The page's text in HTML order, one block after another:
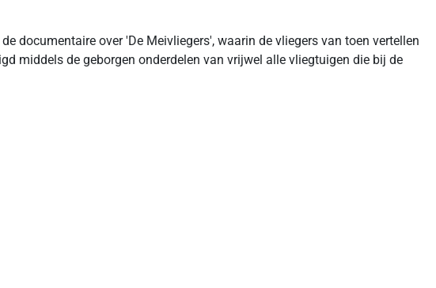
documentaire over 'De Meivliegers', waarin de vliegers van toen vertellen
middels de geborgen onderdelen van vrijwel alle vliegtuigen die bij de